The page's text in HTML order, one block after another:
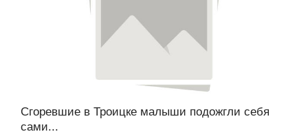
Сгоревшие в Троицке малыши подожгли себя
сами...